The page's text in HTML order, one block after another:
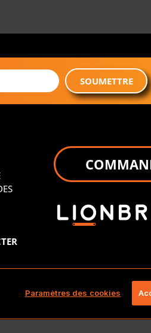
SOUMETTRE
réservés.
Paramètres des cookies